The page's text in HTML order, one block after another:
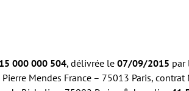
000 000 504, délivrée le 07/09/2015 par
Pierre Mendes France – 75013 Paris,